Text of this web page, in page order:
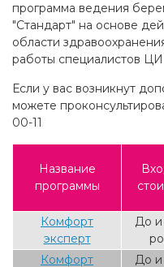
программа ведения
"Стандарт" на основе
области
работы специалистов
Если у вас возникнут
можете
00-11
Название
программы
Комфорт
эксперт
До и
Комфорт
До и